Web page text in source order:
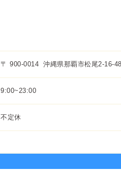
〒 900-0014 沖縄県那覇市松尾2-16-
9:00~23:00
不定休